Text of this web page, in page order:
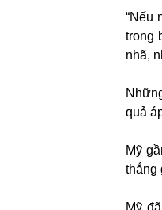
“Nếu
trong
nhã,
quả
Mỹ
thẳng
Mỹ